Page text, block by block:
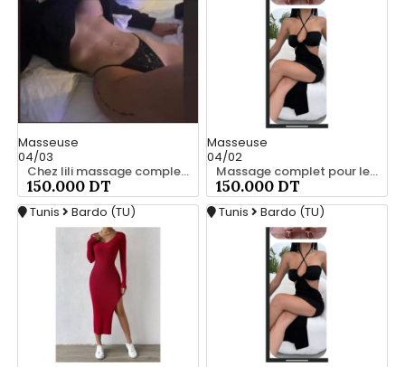
Masseuse
04/03
Chez lili massage complet a bardo srd 55066248
150.000 DT
Masseuse
04/02
Massage complet pour les hommes srd 55066248
150.000 DT
Tunis Bardo (TU) Tunis Bardo (TU)